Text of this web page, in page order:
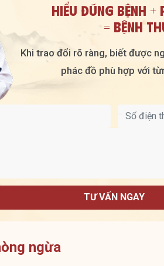
HIỂU ĐÚNG BỆNH
= BỆNH
Khi trao đổi rõ ràng, biết được
phác đồ phù hợp với
TƯ VẤN NGAY
ngừa